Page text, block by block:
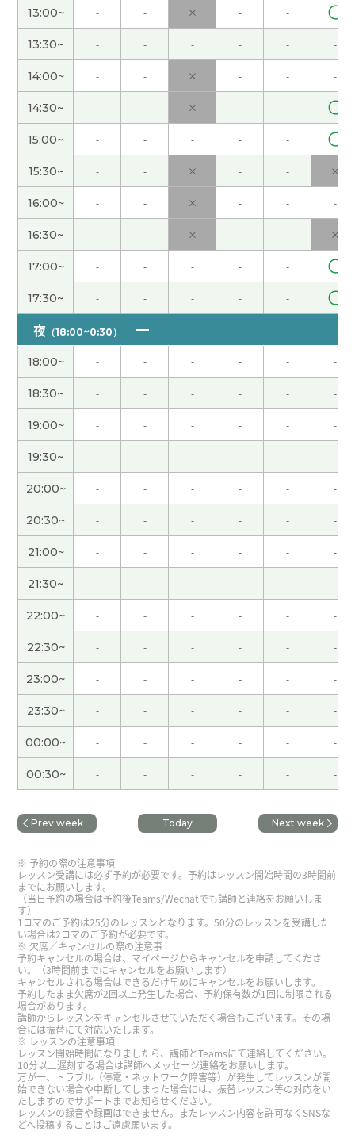
谢谢老师！( 20代 女性 )
ありがとうございました。次回もどうかよろしくお
願いします。( 60代 男性 )
hana老师，谢谢您的课。我知道老师的地方在中国
的北方，所以我没想到今天我们这里的气温和您那
里差不多。哈哈。下次课见。
ありがとうございました！次回もどうかよろしくお
願いします！
( 60代 男性 )
ありがとうございました！次回もどうかよろしくお
願いします！
( 60代 男性 )
老师，谢谢您！今天的课我也学得很开心。
本日も丁寧なレッスンを賜り誠にありがとうござ
いました。次回もどうかよろしくお願いします。(
60代 男性 )
レッスンありがとうございました。次回もどうかよ
ろしくお願いします！
( 60代 男性 )
hana老师，谢谢您的课。今天我去隔壁家告别一下
的时候遇到了我儿子的老朋友。他小时候几乎每天
都来我家，和我儿子们玩游戏。他跟我说话的方式
和那时候一样，我很高兴。下次课见。
まだまだ文字に慣れていない感じですが、次回か
らの本文の内容をとても楽しみにしています。いつ
も楽しく教えて頂いてありがとうございます。( 60
代 男性 )
ありがとうございました。初心者なりにとても楽し
く教えて頂いています。どうかこれからもよろしく
お願いします。
レッスンありがとうございました。読み方や発音
について知らないことを沢山教えて頂きました。早
す。どうか今後ともよろしくお願いします。( 60代
男性 )
昨日はありがとうございました。早く読めるよう
になって実質的なレッスンをして頂けるように頑張
ります。どうかよろしくお願いします。( 60代 男性
)
hana老师，谢谢您的课。今天我在家的电话上接受
了诈骗的电话。因为没有马上知道诈骗的电话，所
以我告诉了他我的个人信息，姓名、地址和生年月
日。糟糕。我以后多注意电话和信。下次课见。
谢谢老师，我们再见面吧！
13:00~ - - × - - 〇
13:30~ - - - - - -
14:00~ - - × - - -
14:30~ - - × - - 〇
15:00~ - - - - - 〇
15:30~ - - × - - ×
16:00~ - - × - - -
16:30~ - - × - - ×
17:00~ - - - - - 〇
17:30~ - - - - -
〇
夜 （18:00~0:30）
18:00~ - - - - - -
18:30~ - - - - - -
19:00~ - - - - - -
19:30~ - - - - - -
20:00~ - - - - - -
20:30~ - - - - - -
21:00~ - - - - - -
21:30~ - - - - - -
22:00~ - - - - - -
22:30~ - - - - - -
23:00~ - - - - - -
23:30~ - - - - - -
00:00~ - - - - - -
00:30~ - - - - - -
Prev week Today Next week
予約の際の注意事項
レッスン受講には必ず予約が必要です。予約はレッスン開始時間の3時間前
までにお願いします。
（当日予約の場合は予約後Teams/Wechatでも講師と連絡をお願いしま
す）
1コマのご予約は25分のレッスンとなります。50分のレッスンを受講した
い場合は2コマのご予約が必要です。
欠席／キャンセルの際の注意事
予約キャンセルの場合は、マイページからキャンセルを申請してくださ
い。（3時間前までにキャンセルをお願いします）
キャンセルされる場合はできるだけ早めにキャンセルをお願いします。
予約したまま欠席が2回以上発生した場合、予約保有数が1回に制限される
場合があります。
講師からレッスンをキャンセルさせていただく場合もございます。その場
合には振替にて対応いたします。
レッスンの注意事項
レッスン開始時間になりましたら、講師とTeamsにて連絡してください。
10分以上遅刻する場合は講師へメッセージ連絡をお願いします。
万が一、トラブル（停電・ネットワーク障害等）が発生してレッスンが開
始できない場合や中断してしまった場合には、振替レッスン等の対応をい
たしますのでサポートまでお知らせください。
レッスンの録音や録画はできません。またレッスン内容を許可なくSNSな
どへ投稿することはご遠慮願います。